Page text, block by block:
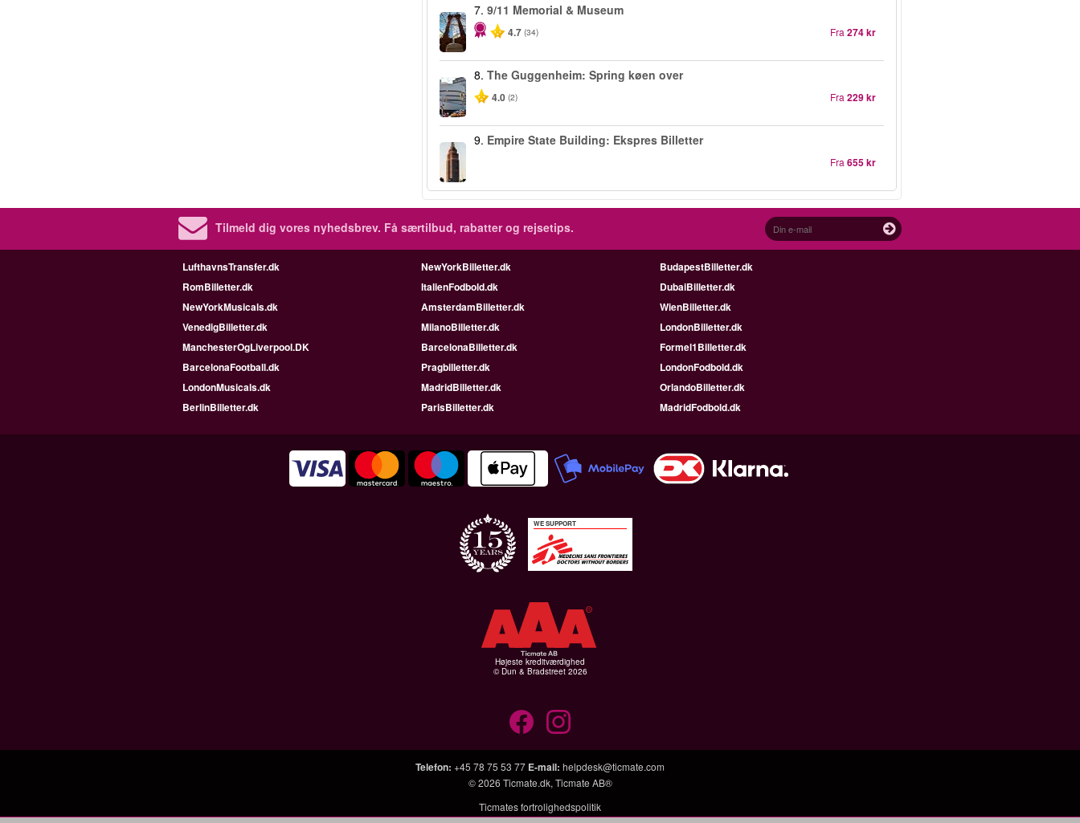
7.9/11 Memorial & Museum
4.7 (34) Fra 274 kr
8.The Guggenheim: Spring køen over
4.0 (2) Fra 229 kr
9. Empire State Building: Ekspres Billetter
Fra 655 kr
Tilmeld dig vores nyhedsbrev. Få særtilbud, rabatter og rejsetips.
LufthavnsTransfer.dk NewYorkBilletter.dk
BudapestBilletter.dk
RomBilletter.dk
ItalienFodbold.dk
DubaiBilletter.dk
NewYorkMusicals.dk
AmsterdamBilletter.dk
WienBilletter.dk
VenedigBilletter.dk
MilanoBilletter.dk
LondonBilletter.dk
ManchesterOgLiverpool.DK
BarcelonaBilletter.dk
Formel1Billetter.dk
BarcelonaFootball.dk
Pragbilletter.dk
LondonFodbold.dk
LondonMusicals.dk
MadridBilletter.dk
OrlandoBilletter.dk
BerlinBilletter.dk
ParisBilletter.dk MadridFodbold.dk
WE SUPPORT
Højeste kreditværdighed
© Dun & Bradstreet 2026
Telefon: +45 78 75 53 77 E-mail: helpdesk@ticmate.com
© 2026 Ticmate.dk, Ticmate AB®
Ticmates fortrolighedspolitik